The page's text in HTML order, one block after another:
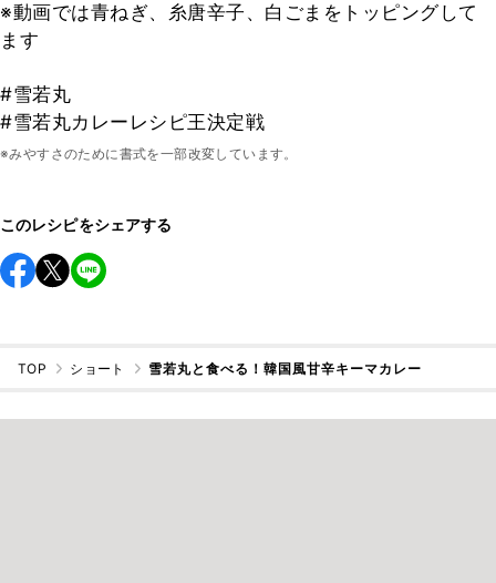
※動画では青ねぎ、糸唐辛子、白ごまをトッピングして
ます
#雪若丸
#雪若丸カレーレシピ王決定戦
※みやすさのために書式を一部改変しています。
このレシピをシェアする
TOP ショート 雪若丸と食べる！韓国風甘辛キーマカレー